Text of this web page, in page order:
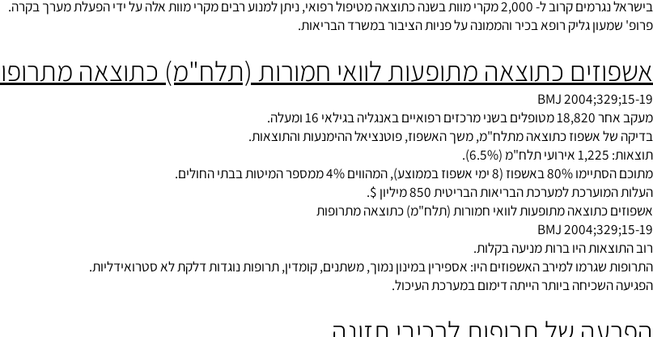
מטיפול רפואי, ניתן למנוע רבים מקרי מוות אלה על ידי הפעלת מערך בקרה.
גליק רופא בכיר והממונה על פניות הציבור במשרד הבריאות.
כתוצאה מתופעות לוואי חמורות (תלח"מ) כתוצאה מתרופות
BMJ
16 ומעלה.
אשפוז כתוצאה מתלח"מ, משך האשפוז, פוטנציאל ההימנעות והתוצאות.
4% ממספר המיטות בבתי החולים.
למערכת הבריאות הבריטית 850 מיליון $.
מתופעות לוואי חמורות (תלח"מ) כתוצאה מתרופות
BMJ
היו ברות מניעה בקלות.
למירב האשפוזים היו: אספירין במינון נמוך, משתנים, קומדין, תרופות נוגדות דלקת לא סטרואידליות.